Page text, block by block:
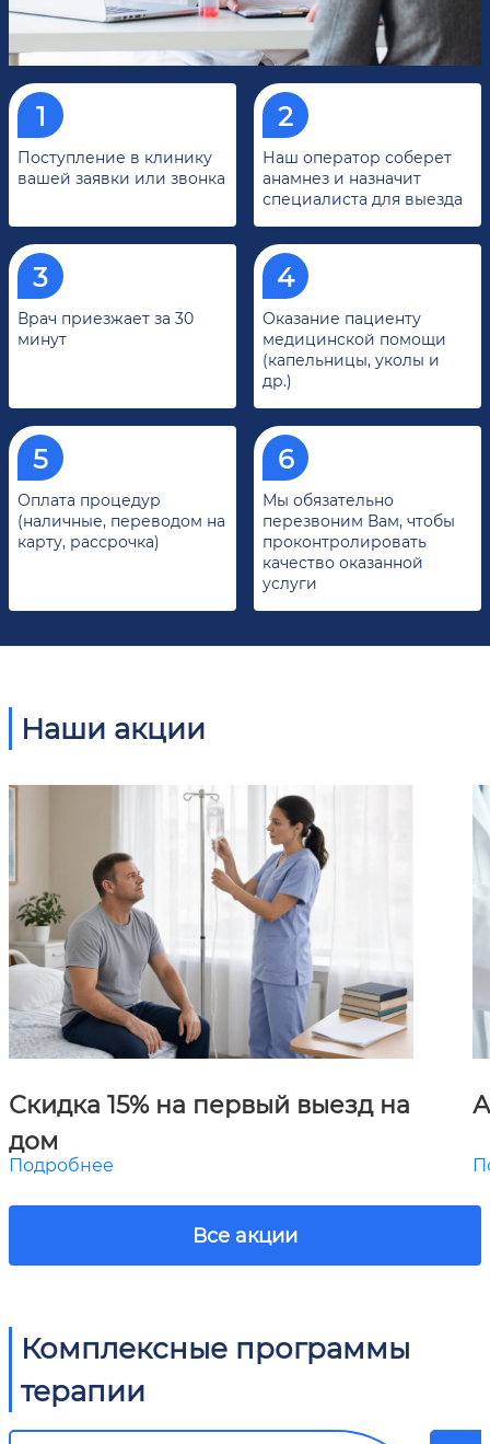
Поступление в клинику
вашей заявки или звонка
Наш оператор соберет
анамнез и назначит
специалиста для выезда
Врач приезжает за 30
минут
Оказание пациенту
медицинской помощи
(капельницы, уколы и
др.)
Оплата процедур
(наличные, переводом на
карту, рассрочка)
Мы обязательно
перезвоним Вам, чтобы
проконтролировать
качество оказанной
услуги
Наши акции
Скидка 15% на первый выезд на
дом
Подробнее
Все акции
Комплексные программы
терапии